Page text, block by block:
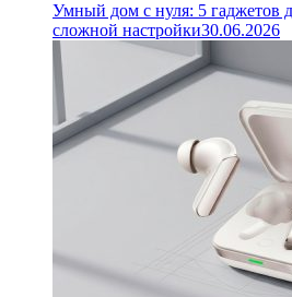
Умный дом с нуля: 5 гаджетов
сложной настройки30.06.2026